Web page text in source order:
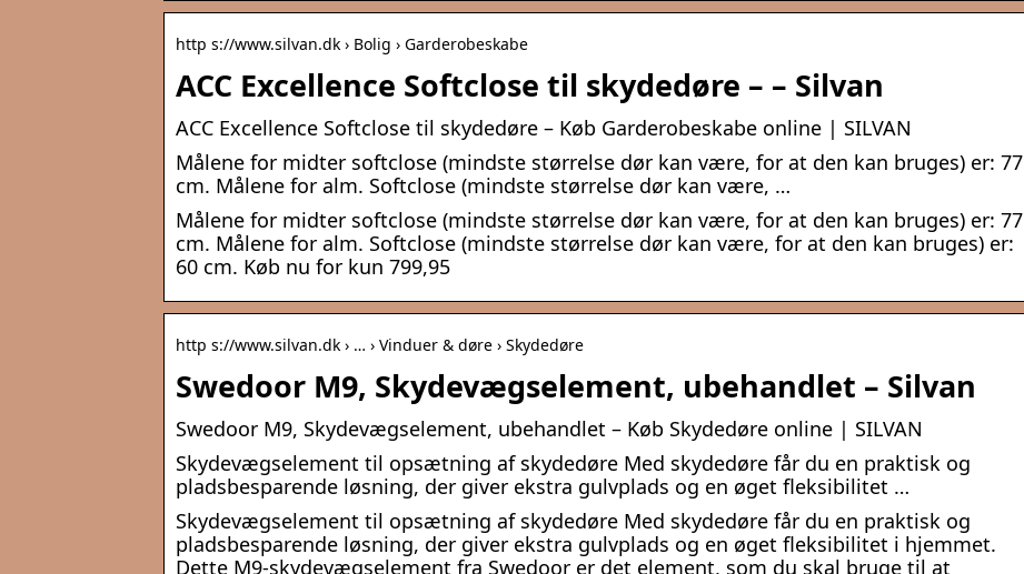
http s://www.silvan.dk › Bolig › Garderobeskabe
ACC Excellence Softclose til skydedøre – – Silvan
ACC Excellence Softclose til skydedøre – Køb Garderobeskabe online | SILVAN
Målene for midter softclose (mindste størrelse dør kan være, for at den kan bruges) er: 77
cm. Målene for alm. Softclose (mindste størrelse dør kan være, …
Målene for midter softclose (mindste størrelse dør kan være, for at den kan bruges) er: 77
cm. Målene for alm. Softclose (mindste størrelse dør kan være, for at den kan bruges) er:
60 cm. Køb nu for kun 799,95
http s://www.silvan.dk › … › Vinduer & døre › Skydedøre
Swedoor M9, Skydevægselement, ubehandlet – Silvan
Swedoor M9, Skydevægselement, ubehandlet – Køb Skydedøre online | SILVAN
Skydevægselement til opsætning af skydedøre Med skydedøre får du en praktisk og
pladsbesparende løsning, der giver ekstra gulvplads og en øget fleksibilitet …
Skydevægselement til opsætning af skydedøre Med skydedøre får du en praktisk og
pladsbesparende løsning, der giver ekstra gulvplads og en øget fleksibilitet i hjemmet.
Dette M9-skydevægselement fra Swedoor er det element, som du skal bruge til at